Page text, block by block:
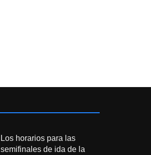
Los horarios para las
semifinales de ida de la